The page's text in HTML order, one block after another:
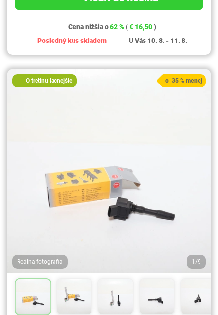
Cena nižšia o62 % (€ 16,50)
Posledný kus skladem
U Vás 10. 8. - 11. 8.
O tretinu lacnejšie
Reálna fotografia 1/9
o 35 % menej